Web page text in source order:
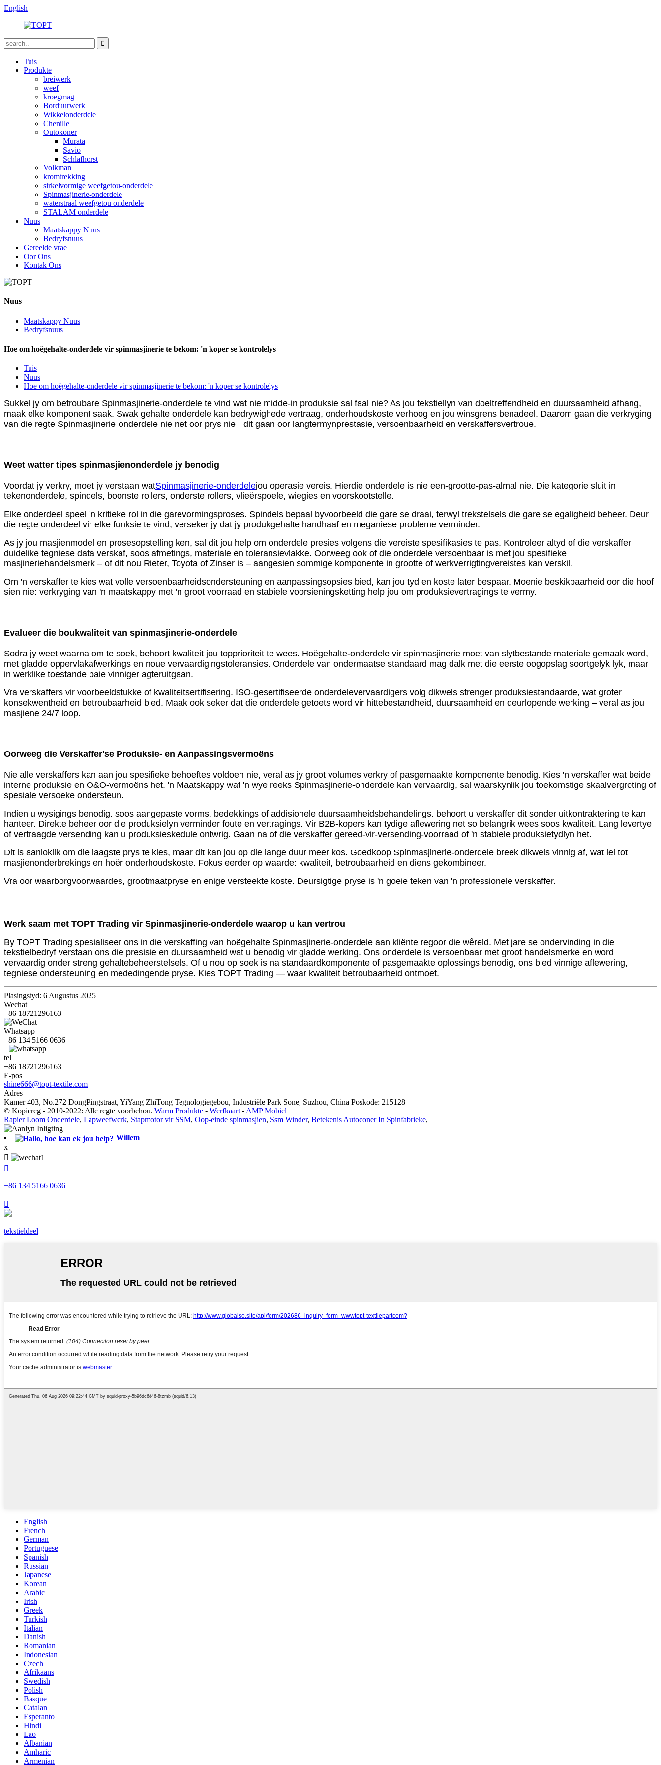
English
Tuis
Produkte
breiwerk
weef
kroegmag
Borduurwerk
Wikkelonderdele
Chenille
Outokoner
Murata
Savio
Schlafhorst
Volkman
kromtrekking
sirkelvormige weefgetou-onderdele
Spinmasjinerie-onderdele
waterstraal weefgetou onderdele
STALAM onderdele
Nuus
Maatskappy Nuus
Bedryfsnuus
Gereelde vrae
Oor Ons
Kontak Ons
Nuus
Maatskappy Nuus
Bedryfsnuus
Hoe om hoëgehalte-onderdele vir spinmasjinerie te bekom: 'n koper se kontrolelys
Tuis
Nuus
Hoe om hoëgehalte-onderdele vir spinmasjinerie te bekom: 'n koper se kontrolelys
Sukkel jy om betroubare Spinmasjinerie-onderdele te vind wat nie midde-in produksie sal faal nie? As jou tekstiellyn van doeltreffendheid en duursaamheid afhang,
maak elke komponent saak. Swak gehalte onderdele kan bedrywighede vertraag, onderhoudskoste verhoog en jou winsgrens benadeel. Daarom gaan die verkryging
van die regte Spinmasjinerie-onderdele nie net oor prys nie - dit gaan oor langtermynprestasie, versoenbaarheid en verskaffersvertroue.
Weet watter tipes spinmasjienonderdele jy benodig
Voordat jy verkry, moet jy verstaan ​​watSpinmasjinerie-onderdelejou operasie vereis. Hierdie onderdele is nie een-grootte-pas-almal nie. Die kategorie sluit in
tekenonderdele, spindels, boonste rollers, onderste rollers, vlieërspoele, wiegies en voorskootstelle.
Elke onderdeel speel 'n kritieke rol in die garevormingsproses. Spindels bepaal byvoorbeeld die gare se draai, terwyl trekstelsels die gare se egaligheid beheer. Deur
die regte onderdeel vir elke funksie te vind, verseker jy dat jy produkgehalte handhaaf en meganiese probleme verminder.
As jy jou masjienmodel en prosesopstelling ken, sal dit jou help om onderdele presies volgens die vereiste spesifikasies te pas. Kontroleer altyd of die verskaffer
duidelike tegniese data verskaf, soos afmetings, materiale en toleransievlakke. Oorweeg ook of die onderdele versoenbaar is met jou spesifieke
masjineriehandelsmerk – of dit nou Rieter, Toyota of Zinser is – aangesien sommige komponente in grootte of werkverrigtingvereistes kan verskil.
Om 'n verskaffer te kies wat volle versoenbaarheidsondersteuning en aanpassingsopsies bied, kan jou tyd en koste later bespaar. Moenie beskikbaarheid oor die hoof
sien nie: verkryging van 'n maatskappy met 'n groot voorraad en stabiele voorsieningsketting help jou om produksievertragings te vermy.
Evalueer die boukwaliteit van spinmasjinerie-onderdele
Sodra jy weet waarna om te soek, behoort kwaliteit jou topprioriteit te wees. Hoëgehalte-onderdele vir spinmasjinerie moet van slytbestande materiale gemaak word,
met gladde oppervlakafwerkings en noue vervaardigingstoleransies. Onderdele van ondermaatse standaard mag dalk met die eerste oogopslag soortgelyk lyk, maar
in werklike toestande baie vinniger agteruitgaan.
Vra verskaffers vir voorbeeldstukke of kwaliteitsertifisering. ISO-gesertifiseerde onderdelevervaardigers volg dikwels strenger produksiestandaarde, wat groter
konsekwentheid en betroubaarheid bied. Maak ook seker dat die onderdele getoets word vir hittebestandheid, duursaamheid en deurlopende werking – veral as jou
masjiene 24/7 loop.
Oorweeg die Verskaffer'se Produksie- en Aanpassingsvermoëns
Nie alle verskaffers kan aan jou spesifieke behoeftes voldoen nie, veral as jy groot volumes verkry of pasgemaakte komponente benodig. Kies 'n verskaffer wat beide
interne produksie en O&O-vermoëns het. 'n Maatskappy wat 'n wye reeks Spinmasjinerie-onderdele kan vervaardig, sal waarskynlik jou toekomstige skaalvergroting of
spesiale versoeke ondersteun.
Indien u wysigings benodig, soos aangepaste vorms, bedekkings of addisionele duursaamheidsbehandelings, behoort u verskaffer dit sonder uitkontraktering te kan
hanteer. Direkte beheer oor die produksielyn verminder foute en vertragings. Vir B2B-kopers kan tydige aflewering net so belangrik wees soos kwaliteit. Lang levertye
of vertraagde versending kan u produksieskedule ontwrig. Gaan na of die verskaffer gereed-vir-versending-voorraad of 'n stabiele produksietydlyn het.
Dit is aanloklik om die laagste prys te kies, maar dit kan jou op die lange duur meer kos. Goedkoop Spinmasjinerie-onderdele breek dikwels vinnig af, wat lei tot
masjienonderbrekings en hoër onderhoudskoste. Fokus eerder op waarde: kwaliteit, betroubaarheid en diens gekombineer.
Vra oor waarborgvoorwaardes, grootmaatpryse en enige versteekte koste. Deursigtige pryse is 'n goeie teken van 'n professionele verskaffer.
Werk saam met TOPT Trading vir Spinmasjinerie-onderdele waarop u kan vertrou
By TOPT Trading spesialiseer ons in die verskaffing van hoëgehalte Spinmasjinerie-onderdele aan kliënte regoor die wêreld. Met jare se ondervinding in die
tekstielbedryf verstaan ​​ons die presisie en duursaamheid wat u benodig vir gladde werking. Ons onderdele is versoenbaar met groot handelsmerke en word
vervaardig onder streng gehaltebeheerstelsels. Of u nou op soek is na standaardkomponente of pasgemaakte oplossings benodig, ons bied vinnige aflewering,
tegniese ondersteuning en mededingende pryse. Kies TOPT Trading — waar kwaliteit betroubaarheid ontmoet.
Plasingstyd: 6 Augustus 2025
Wechat
+86 18721296163
Whatsapp
+86 134 5166 0636
tel
+86 18721296163
E-pos
shine666@topt-textile.com
Adres
Kamer 403, No.272 DongPingstraat, YiYang ZhiTong Tegnologiegebou, Industriële Park Sone, Suzhou, China Poskode: 215128
© Kopiereg - 2010-2022: Alle regte voorbehou. Warm Produkte - Werfkaart - AMP Mobiel
Rapier Loom Onderdele, Lapweefwerk, Stapmotor vir SSM, Oop-einde spinmasjien, Ssm Winder, Betekenis Autoconer In Spinfabrieke,
Willem
x


+86 134 5166 0636

tekstieldeel
English
French
German
Portuguese
Spanish
Russian
Japanese
Korean
Arabic
Irish
Greek
Turkish
Italian
Danish
Romanian
Indonesian
Czech
Afrikaans
Swedish
Polish
Basque
Catalan
Esperanto
Hindi
Lao
Albanian
Amharic
Armenian